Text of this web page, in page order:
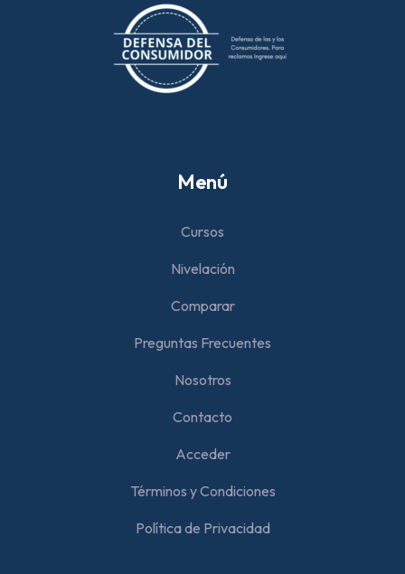
Menú
Cursos
Nivelación
Comparar
Preguntas Frecuentes
Nosotros
Contacto
Acceder
Términos y Condiciones
Política de Privacidad